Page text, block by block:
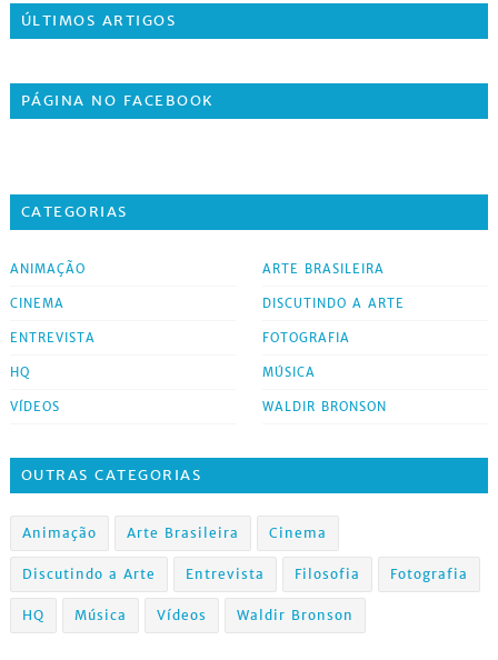
ÚLTIMOS ARTIGOS
PÁGINA NO FACEBOOK
CATEGORIAS
ANIMAÇÃO ARTE BRASILEIRA
CINEMA DISCUTINDO A ARTE
ENTREVISTA FOTOGRAFIA
HQ MÚSICA
VÍDEOS WALDIR BRONSON
OUTRAS CATEGORIAS
Animação Arte Brasileira Cinema
Discutindo a Arte Entrevista Filosofia Fotografia
HQ Música Vídeos Waldir Bronson